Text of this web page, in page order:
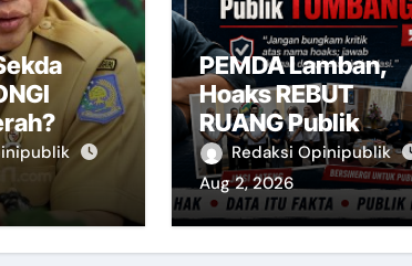
PEMDA Lamban,
Hoaks REBUT
RUANG Publik
Redaksi Opinipublik
Aug 2, 2026